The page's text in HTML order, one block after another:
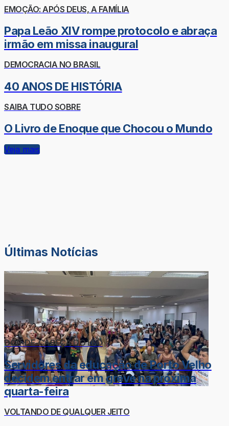
EMOÇÃO: APÓS DEUS, A FAMÍLIA
Papa Leão XIV rompe protocolo e abraça
irmão em missa inaugural
DEMOCRACIA NO BRASIL
40 ANOS DE HISTÓRIA
SAIBA TUDO SOBRE
O Livro de Enoque que Chocou o Mundo
Veja mais
Últimas Notícias
DOR-DE-CABEÇA DO LÉO
Servidores da educação de Porto Velho
decidem entrar em greve na próxima
quarta-feira
VOLTANDO DE QUALQUER JEITO